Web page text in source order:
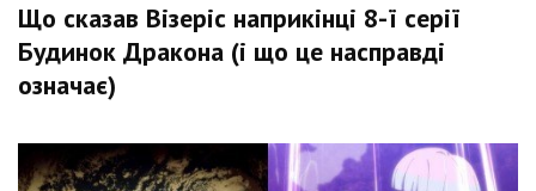
Що сказав Візеріс наприкінці 8-ї серії
Будинок Дракона (і що це насправді
означає)